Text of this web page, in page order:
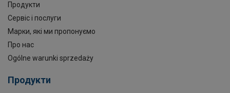
Продукти
Сервіс і послуги
Марки, які ми пропонуємо
Про нас
Ogólne warunki sprzedaży
Продукти